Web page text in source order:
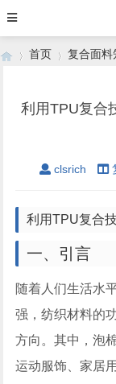
首页 复合面料
利用TPU复合
clsrich
利用TPU复合
一、引言
随着人们生活水
强，纺织材料的
方向。其中，泡
运动服饰、家居